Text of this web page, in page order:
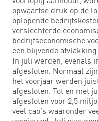
opwaartse druk op de
oplopende
verslechterde
bedrijfseconomische
een blijvende
In juli werden, evenals
afgesloten. Normaal
het voorjaar werden
afgesloten. Tot en met
afgesloten voor 2,5
veel cao’s waaronder